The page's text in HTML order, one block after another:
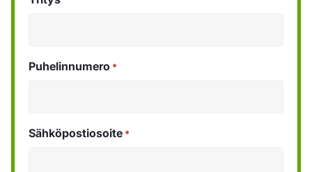
Puhelinnumero *
Sähköpostiosoite *